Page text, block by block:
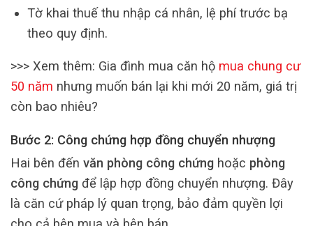
Tờ khai thuế thu nhập cá nhân, lệ phí trước bạ
theo quy định.
>>> Xem thêm: Gia đình mua căn hộ mua chung cư
50 năm nhưng muốn bán lại khi mới 20 năm, giá trị
còn bao nhiêu?
Bước 2: Công chứng hợp đồng chuyển nhượng
Hai bên đến văn phòng công chứng hoặc phòng
công chứng để lập hợp đồng chuyển nhượng. Đây
là căn cứ pháp lý quan trọng, bảo đảm quyền lợi